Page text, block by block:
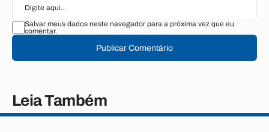
Salvar meus dados neste navegador para a próxima vez que eu
comentar.
Publicar Comentário
Leia Também